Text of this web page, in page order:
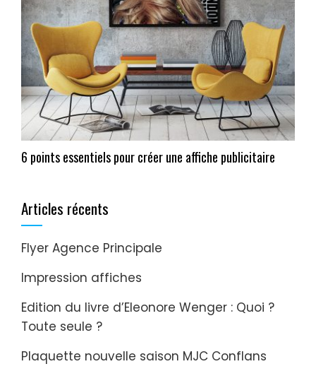
6 points essentiels pour créer une affiche publicitaire
Articles récents
Flyer Agence Principale
Impression affiches
Edition du livre d’Eleonore Wenger : Quoi ?
Toute seule ?
Plaquette nouvelle saison MJC Conflans